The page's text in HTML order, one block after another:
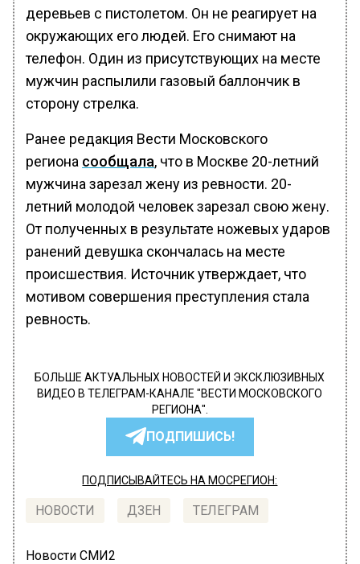
деревьев с пистолетом. Он не реагирует на
окружающих его людей. Его снимают на
телефон. Один из присутствующих на месте
мужчин распылили газовый баллончик в
сторону стрелка.
Ранее редакция Вести Московского
региона сообщала, что в Москве 20-летний
мужчина зарезал жену из ревности. 20-
летний молодой человек зарезал свою жену.
От полученных в результате ножевых ударов
ранений девушка скончалась на месте
происшествия. Источник утверждает, что
мотивом совершения преступления стала
ревность.
БОЛЬШЕ АКТУАЛЬНЫХ НОВОСТЕЙ И ЭКСКЛЮЗИВНЫХ
ВИДЕО В ТЕЛЕГРАМ-КАНАЛЕ "ВЕСТИ МОСКОВСКОГО
РЕГИОНА".
ПОДПИШИСЬ!
ПОДПИСЫВАЙТЕСЬ НА МОСРЕГИОН:
НОВОСТИ ДЗЕН ТЕЛЕГРАМ
Новости СМИ2